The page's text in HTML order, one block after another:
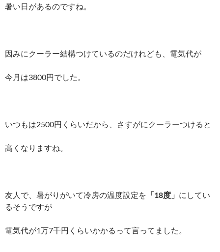
暑い日があるのですね。
因みにクーラー結構つけているのだけれども、電気代が
今月は3800円でした。
いつもは2500円くらいだから、さすがにクーラーつけると
高くなりますね。
友人で、暑がりがいて冷房の温度設定を 「18度」 にしてい
るそうですが
電気代が1万7千円くらいかかるって言ってました。